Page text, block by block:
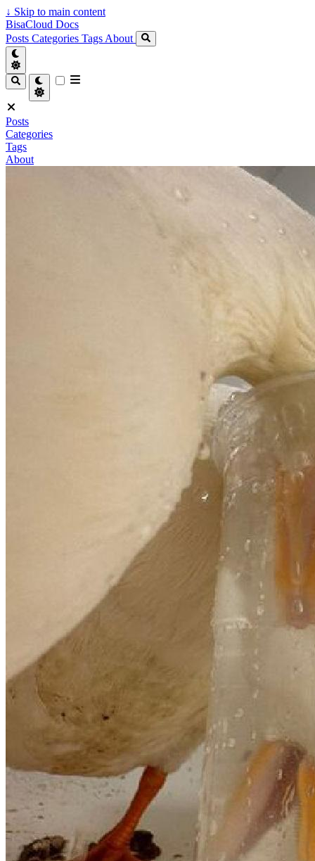
↓ Skip to main content
BisaCloud Docs
Posts Categories Tags About
Posts
Categories
Tags
About